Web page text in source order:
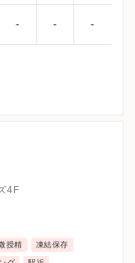
- - -
は直接お問い合わせ
4F
授精 凍結保存